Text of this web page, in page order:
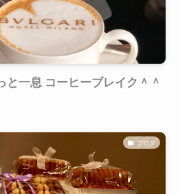
一息 コーヒーブレイク＾＾
ブログ